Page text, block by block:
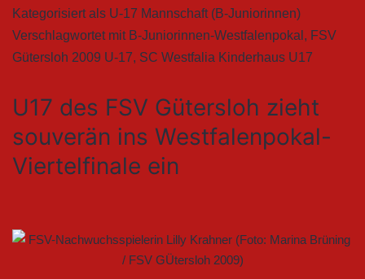
Kategorisiert als U-17 Mannschaft (B-Juniorinnen)
Verschlagwortet mit B-Juniorinnen-Westfalenpokal , FSV
Gütersloh 2009 U-17, SC Westfalia Kinderhaus U17
U17 des FSV Gütersloh zieht
souverän ins Westfalenpokal-
Viertelfinale ein